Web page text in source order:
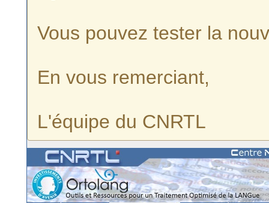
Vous pouvez tester la
En vous remerciant,
L'équipe du CNRTL